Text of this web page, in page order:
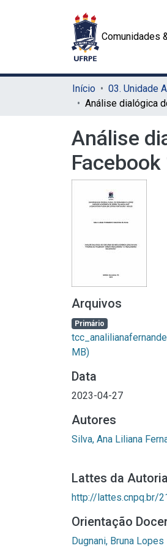
Comunidades
Início
Análise
Arquivos
Primário
MB)
Data
2023-04-27
Autores
Silva, Ana Liliana
Lattes da Autoria
http://lattes.cnpq.br/
Orientação
Dugnani, Bruna